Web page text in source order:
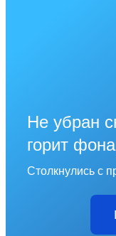
Не убран
горит
Столкнулись с